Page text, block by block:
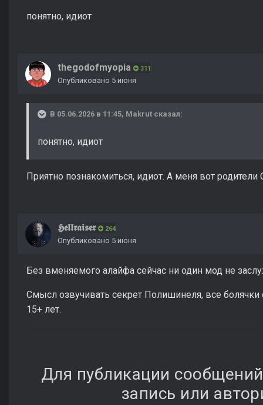
понятно, идиот
thegodofmyopia 311
Опубликовано 5 июня
В 05.06.2026 в 11:45, Makrut сказал:
понятно, идиот
Приятно познакомиться, идиот. А меня вот родители
𝕳𝖊𝖑𝖑𝖗𝖆𝖎𝖘𝖊𝖗 264
Опубликовано 5 июня
Без вменяемого алайфа сейчас ни один мод не
Смысл озвучивать секрет Полишинеля, все
15+ лет.
Для публикации
запись или